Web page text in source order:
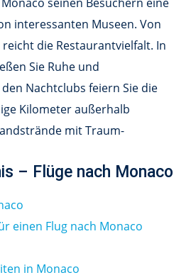
interessanten Museen. Von
die Restaurantvielfalt. In
Sie Ruhe und
Nachtclubs feiern Sie die
Kilometer außerhalb
mit Traum-
– Flüge nach Monaco
einen Flug nach Monaco
in Monaco